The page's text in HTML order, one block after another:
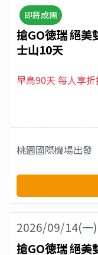
即將成團
搶GO徳瑞 絕美
士山10天
早鳥90天 每人享
桃園國際機場出發
2026/09/14(一)
搶GO徳瑞 絕美